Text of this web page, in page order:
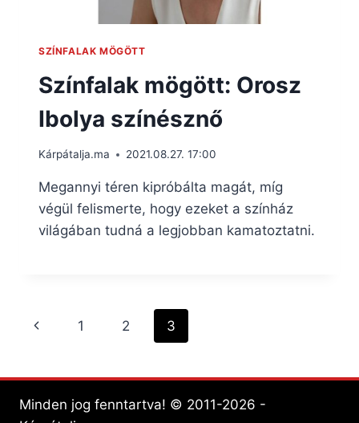
SZÍNFALAK MÖGÖTT
Színfalak mögött: Orosz
Ibolya színésznő
Kárpátalja.ma 2021.08.27. 17:00
Megannyi téren kipróbálta magát, míg
végül felismerte, hogy ezeket a színház
világában tudná a legjobban kamatoztatni.
Page
Previous
1 2 3
Minden jog fenntartva! © 2011-2026 -